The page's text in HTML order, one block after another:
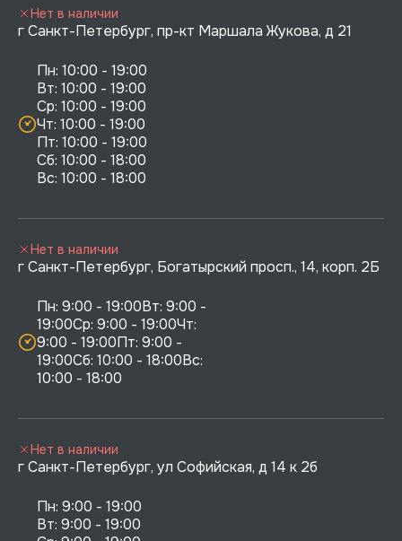
г Санкт-Петербург, пр-кт Маршала Жукова, д 21
Пн: 10:00 - 19:00
Вт: 10:00 - 19:00
Ср: 10:00 - 19:00
Чт: 10:00 - 19:00
Пт: 10:00 - 19:00
Сб: 10:00 - 18:00
Нет в наличии
г Санкт-Петербург, Богатырский просп., 14, корп. 2Б
Пн: 9:00 - 19:00Вт: 9:00 -
19:00Ср: 9:00 - 19:00Чт:
9:00 - 19:00Пт: 9:00 -
19:00Сб: 10:00 - 18:00Вс:
10:00 - 18:00
Нет в наличии
г Санкт-Петербург, ул Софийская, д 14 к 2б
Пн: 9:00 - 19:00
Вт: 9:00 - 19:00
Нет в наличии